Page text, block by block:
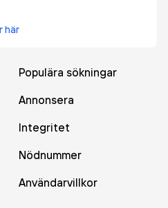
här
Populära sökningar
Annonsera
Integritet
Nödnummer
Användarvillkor